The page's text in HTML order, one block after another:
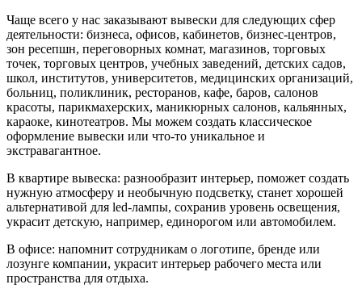
Чаще всего у нас заказывают вывески для следующих сфер
деятельности: бизнеса, офисов, кабинетов, бизнес-центров,
зон ресепшн, переговорных комнат, магазинов, торговых
точек, торговых центров, учебных заведений, детских садов,
школ, институтов, университетов, медицинских организаций,
больниц, поликлиник, ресторанов, кафе, баров, салонов
красоты, парикмахерских, маникюрных салонов, кальянных,
караоке, кинотеатров. Мы можем создать классическое
оформление вывески или что-то уникальное и
экстравагантное.
В квартире вывеска: разнообразит интерьер, поможет создать
нужную атмосферу и необычную подсветку, станет хорошей
альтернативой для led-лампы, сохранив уровень освещения,
украсит детскую, например, единорогом или автомобилем.
В офисе: напомнит сотрудникам о логотипе, бренде или
лозунге компании, украсит интерьер рабочего места или
пространства для отдыха.